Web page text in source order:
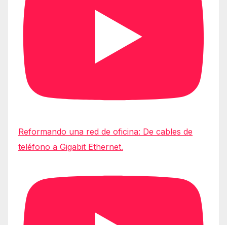
Reformando una red de oficina: De cables de
teléfono a Gigabit Ethernet.